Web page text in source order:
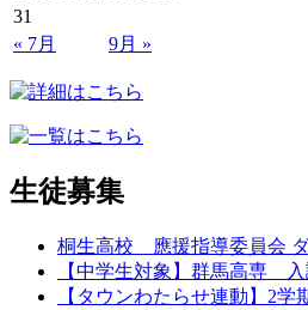
31
« 7月
9月 »
生徒募集
桐生高校 應援指導委員会
【中学生対象】群馬高専
【タウンわたらせ連動】2